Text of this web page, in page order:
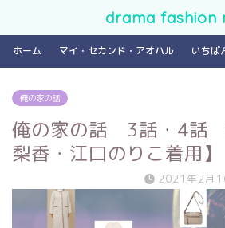
drama fashion
ホーム マイ・セカンド・アオハル いちば
俺の家の話
俺の家の話 3話・4話
梨香・江口のりこ着用】
2021年2月